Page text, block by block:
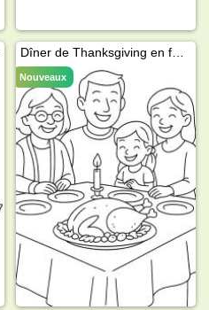
Dîner de Thanksgiving en famille
Nouveaux